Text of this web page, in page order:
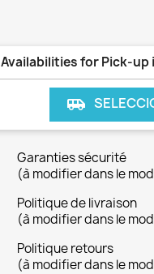
Availabilities for Pick-up
airport_shuttle
Garanties sécurité
(à modifier dans le
Politique de livraison
(à modifier dans le
Politique retours
(à modifier dans le